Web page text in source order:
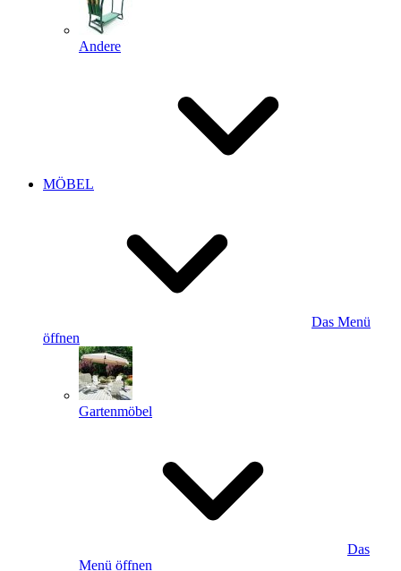
Andere
MÖBEL
Das Menü
öffnen
Gartenmöbel
Das
Menü öffnen